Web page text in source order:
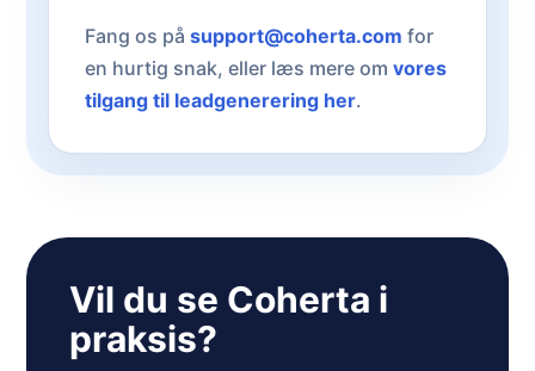
Fang os på support@coherta.com for
en hurtig snak, eller læs mere om vores
tilgang til leadgenerering her.
Vil du se Coherta i
praksis?